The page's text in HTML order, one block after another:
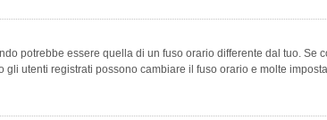
potrebbe essere quella di un fuso orario differente dal tuo.
gli utenti registrati possono cambiare il fuso orario e molte